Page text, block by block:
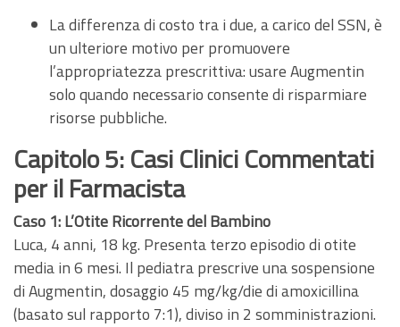
La differenza di costo tra i due, a carico del SSN, è
un ulteriore motivo per promuovere
l’appropriatezza prescrittiva: usare Augmentin
solo quando necessario consente di risparmiare
risorse pubbliche.
Capitolo 5: Casi Clinici Commentati
per il Farmacista
Caso 1: L’Otite Ricorrente del Bambino
Luca, 4 anni, 18 kg. Presenta terzo episodio di otite
media in 6 mesi. Il pediatra prescrive una sospensione
di Augmentin, dosaggio 45 mg/kg/die di amoxicillina
(basato sul rapporto 7:1), diviso in 2 somministrazioni.